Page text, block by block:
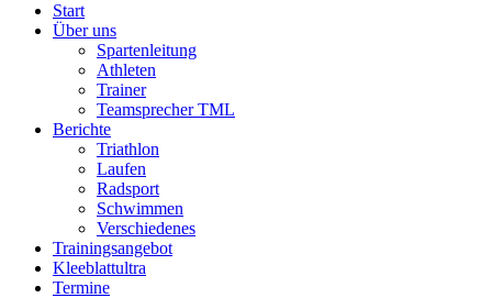
Start
Über uns
Spartenleitung
Athleten
Trainer
Teamsprecher TML
Berichte
Triathlon
Laufen
Radsport
Schwimmen
Verschiedenes
Trainingsangebot
Kleeblattultra
Termine